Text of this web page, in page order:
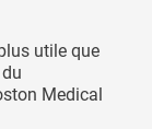
utile que
Medical